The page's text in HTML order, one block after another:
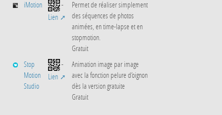
iMotion
-
Lien
Permet de réaliser simplement
des séquences de photos
animées, en time-lapse et en
stopmotion.
Gratuit
Stop
Motion
Studio
-
Lien
Animation image par image
avec la fonction pelure d’oignon
dès la version gratuite
Gratuit